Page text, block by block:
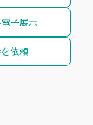
子展示
依頼